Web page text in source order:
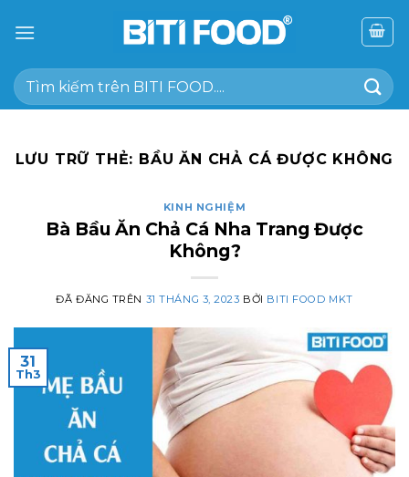
đến
dung
Tìm
kiếm:
LƯU TRỮ THẺ: BẦU ĂN CHẢ CÁ ĐƯỢC KHÔNG
KINH NGHIỆM
Bà Bầu Ăn Chả Cá Nha Trang Được
Không?
ĐÃ ĐĂNG TRÊN 31 THÁNG 3, 2023 BỞI BITI FOOD MKT
31
Th3